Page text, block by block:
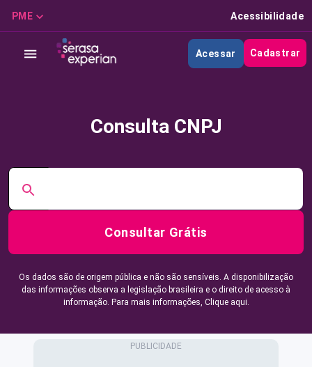
PME Acessibilidade
Acessar Cadastrar
Consulta CNPJ
Consultar Grátis
Os dados são de origem pública e não são sensíveis. A disponibilização
das informações observa a legislação brasileira e o direito de acesso à
informação. Para mais informações, Clique aqui.